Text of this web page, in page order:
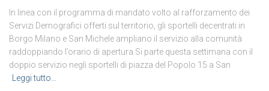
In linea con il programma di mandato volto al rafforzamento dei
Servizi Demografici offerti sul territorio, gli sportelli decentrati in
Borgo Milano e San Michele ampliano il servizio alla comunità
raddoppiando l’orario di apertura.Si parte questa settimana con il
doppio servizio negli sportelli di piazza del Popolo 15 a San
Leggi tutto…